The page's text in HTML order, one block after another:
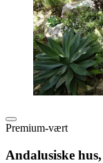
Premium-vært
Andalusiske